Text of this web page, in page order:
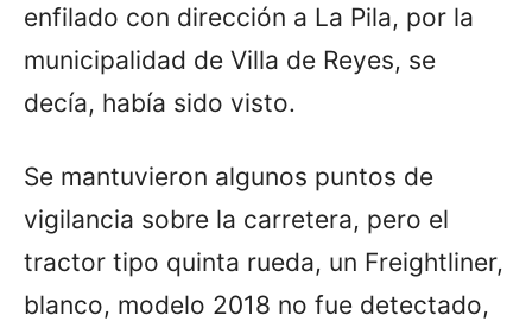
enfilado con dirección a La Pila, por la
municipalidad de Villa de Reyes, se
decía, había sido visto.
Se mantuvieron algunos puntos de
vigilancia sobre la carretera, pero el
tractor tipo quinta rueda, un Freightliner,
blanco, modelo 2018 no fue detectado,